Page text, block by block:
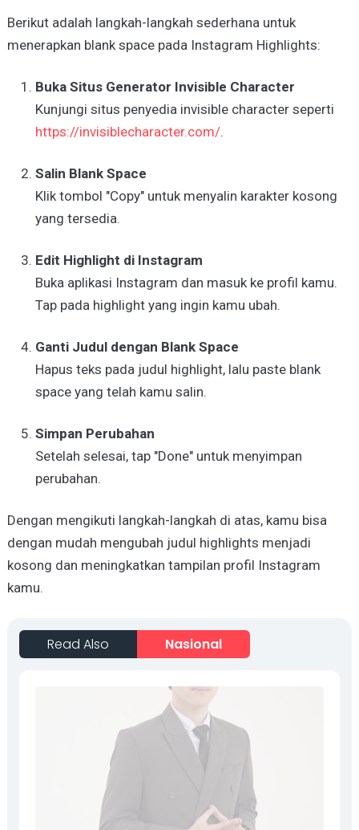
Berikut adalah langkah-langkah sederhana untuk
menerapkan blank space pada Instagram Highlights:
Buka Situs Generator Invisible Character
Kunjungi situs penyedia invisible character seperti
https://invisiblecharacter.com/.
Salin Blank Space
Klik tombol "Copy" untuk menyalin karakter kosong
yang tersedia.
Edit Highlight di Instagram
Buka aplikasi Instagram dan masuk ke profil kamu.
Tap pada highlight yang ingin kamu ubah.
Ganti Judul dengan Blank Space
Hapus teks pada judul highlight, lalu paste blank
space yang telah kamu salin.
Simpan Perubahan
Setelah selesai, tap "Done" untuk menyimpan
perubahan.
Dengan mengikuti langkah-langkah di atas, kamu bisa
dengan mudah mengubah judul highlights menjadi
kosong dan meningkatkan tampilan profil Instagram
kamu.
Read Also Nasional